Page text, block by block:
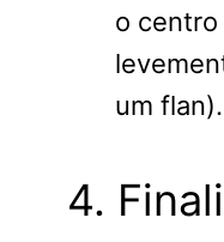
o
um flan).
4.